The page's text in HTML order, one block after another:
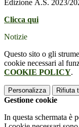
Edizione A.S. 2023/
Clicca qui
Notizie
Questo sito o gli
cookie necessari al
COOKIE POLICY.
Personalizza Rifiuta
Gestione cookie
In questa schermata è